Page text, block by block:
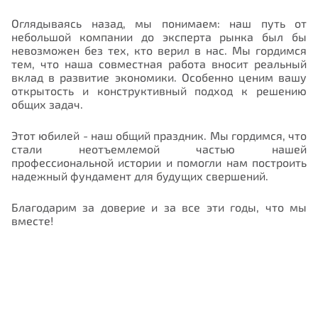
Оглядываясь назад, мы понимаем: наш путь от
небольшой компании до эксперта рынка был бы
невозможен без тех, кто верил в нас. Мы гордимся
тем, что наша совместная работа вносит реальный
вклад в развитие экономики. Особенно ценим вашу
открытость и конструктивный подход к решению
общих задач.
Этот юбилей - наш общий праздник. Мы гордимся, что
стали неотъемлемой частью нашей
профессиональной истории и помогли нам построить
надежный фундамент для будущих свершений.
Благодарим за доверие и за все эти годы, что мы
вместе!